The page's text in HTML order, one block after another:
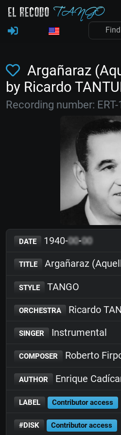
Argañaraz
by Ricardo
Recording number:
DATE 1940-00-00
TITLE Argañaraz
STYLE TANGO
ORCHESTRA Ricardo
SINGER Instrumental
COMPOSER Roberto
AUTHOR Enrique
LABEL Contributor access
#DISK Contributor access